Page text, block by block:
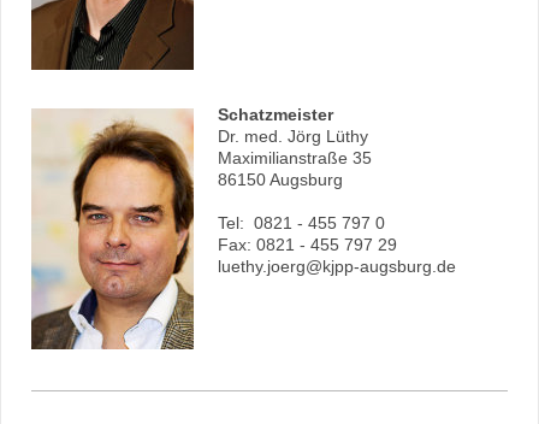
Schatzmeister
Dr. med. Jörg Lüthy
Maximilianstraße 35
86150 Augsburg
Tel: 0821 - 455 797 0
Fax: 0821 - 455 797 29
luethy.joerg@kjpp-augsburg.de